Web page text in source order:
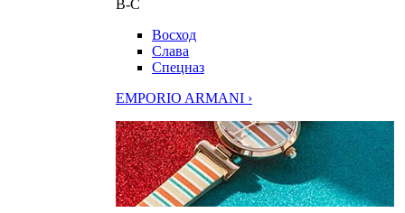
В-С
Восход
Слава
Спецназ
EMPORIO ARMANI ›